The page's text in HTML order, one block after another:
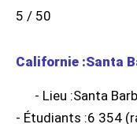
5 / 50
Californie :Santa
- Lieu :Santa
- Étudiants :6 354